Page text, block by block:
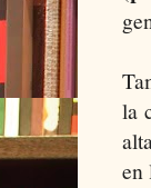
la
en